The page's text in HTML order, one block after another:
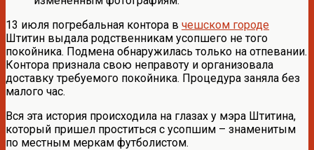
13 июля погребальная контора в чешском городе
Штитин выдала родственникам усопшего не того
покойника. Подмена обнаружилась только на отпевании.
Контора признала свою неправоту и организовала
доставку требуемого покойника. Процедура заняла без
малого час.
Вся эта история происходила на глазах у мэра Штитина,
который пришел проститься с усопшим – знаменитым
по местным меркам футболистом.